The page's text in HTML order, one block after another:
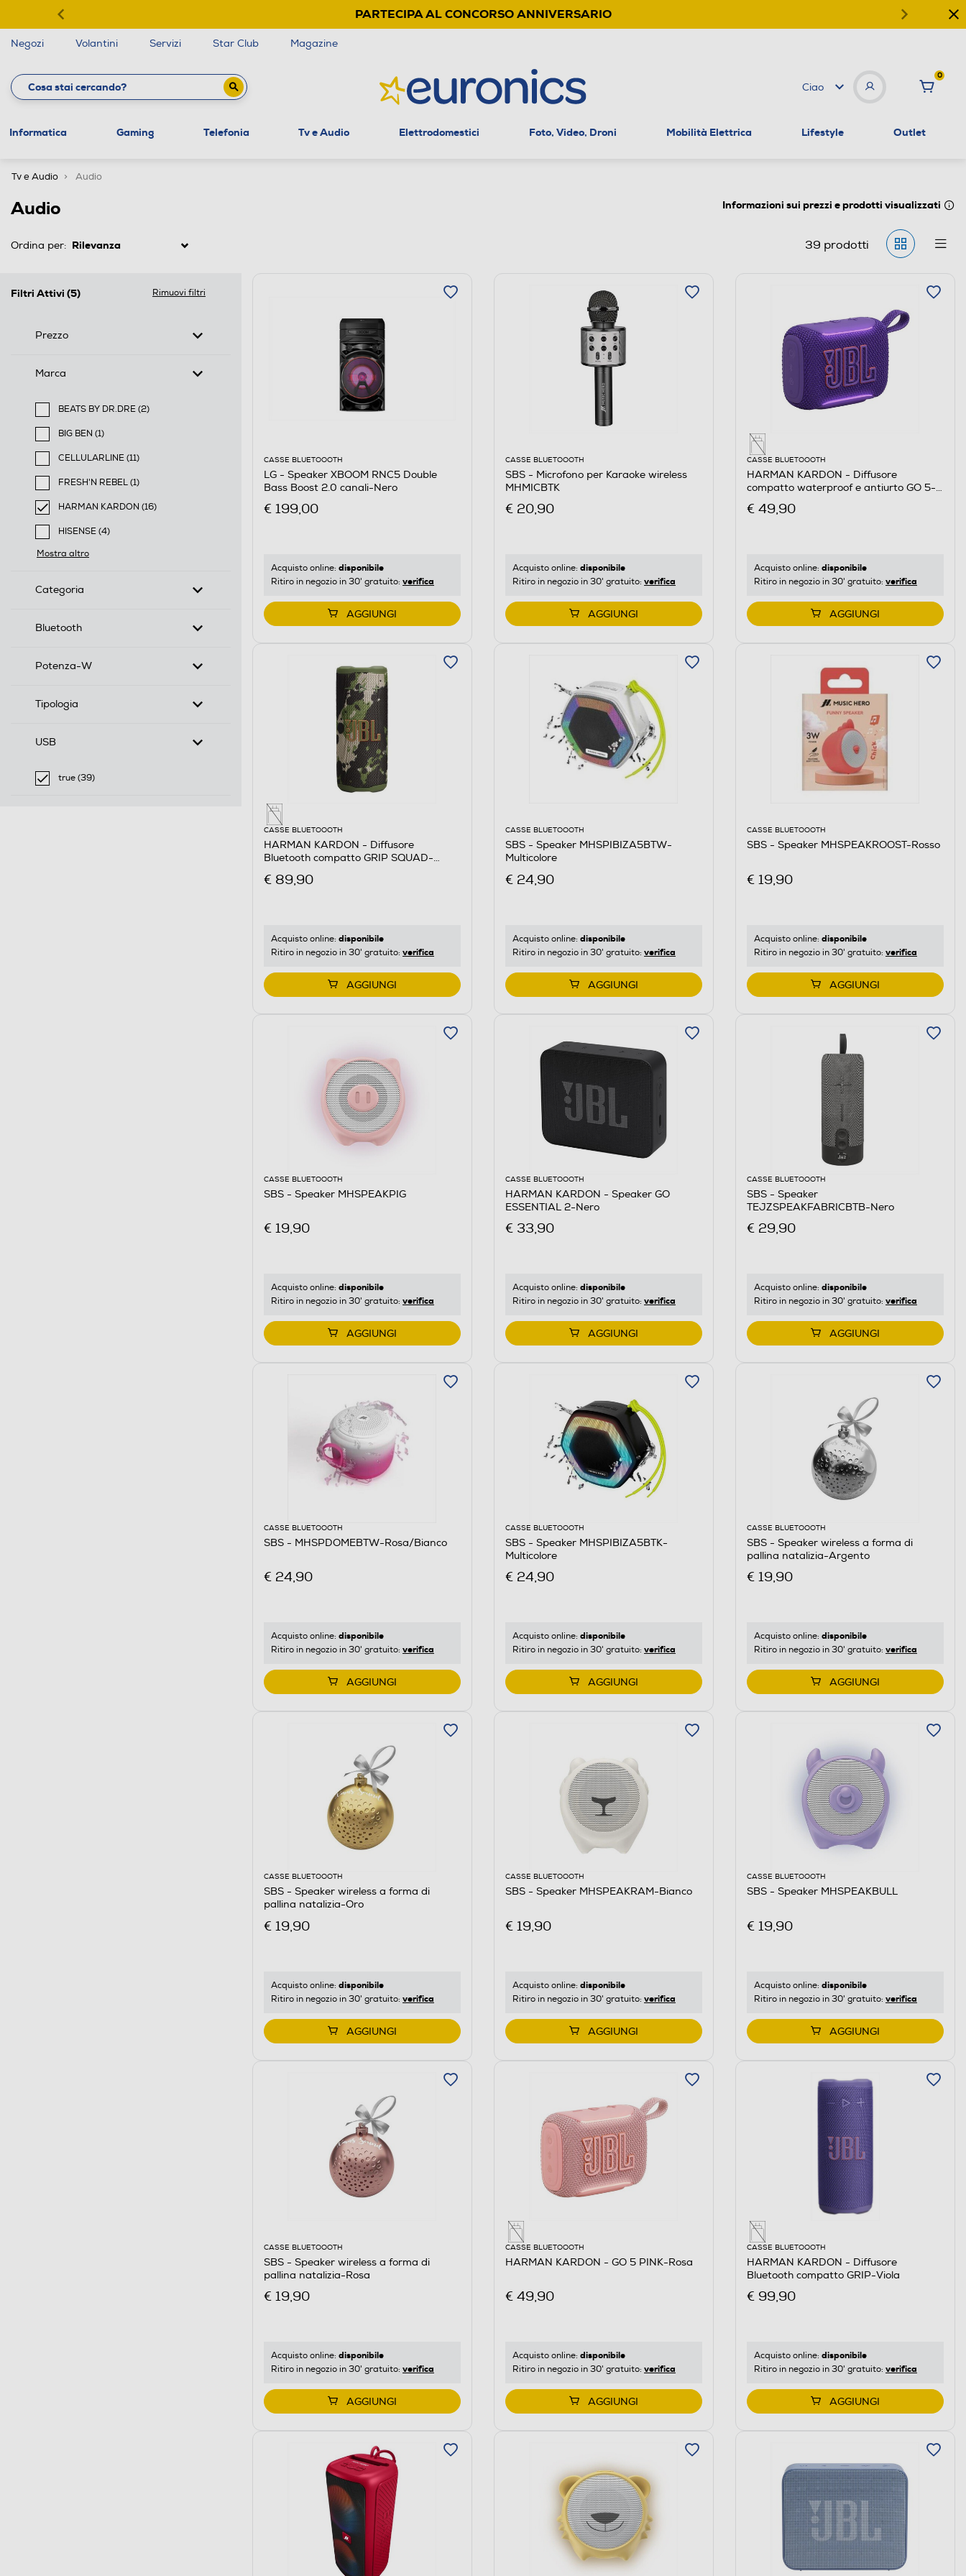
PARTECIPA AL CONCORSO ANNIVERSARIO
Negozi Volantini Servizi Star Club Magazine
Ciao
0
Informatica Gaming Telefonia Tv e Audio Elettrodomestici Foto, Video, Droni Mobilità Elettrica Lifestyle Outlet
Tv e Audio Audio
Audio Informazioni sui prezzi e prodotti visualizzati
Ordina per: 39 prodotti
Filtri Attivi (5) Rimuovi filtri
Prezzo
Marca
BEATS BY DR.DRE (2)
Filtra per Marca: BEATS BY DR.DRE
BIG BEN (1)
Filtra per Marca: BIG BEN
CELLULARLINE (11)
Filtra per Marca: CELLULARLINE
FRESH'N REBEL (1)
Filtra per Marca: FRESH'N REBEL
HARMAN KARDON (16)
selected Filtro applicato per Marca: HARMAN KARDON
HISENSE (4)
Filtra per Marca: HISENSE
Mostra altro
Categoria
Bluetooth
Potenza-W
Tipologia
USB
true (39)
CASSE BLUETOOOTH
LG - Speaker XBOOM RNC5 Double
Bass Boost 2.0 canali-Nero
€ 199,00
Acquisto online: disponibile
Ritiro in negozio in 30' gratuito: verifica
AGGIUNGI
CASSE BLUETOOOTH
SBS - Microfono per Karaoke wireless
MHMICBTK
€ 20,90
Acquisto online: disponibile
Ritiro in negozio in 30' gratuito: verifica
AGGIUNGI
CASSE BLUETOOOTH
HARMAN KARDON - Diffusore
compatto waterproof e antiurto GO 5-
€ 49,90
Acquisto online: disponibile
Ritiro in negozio in 30' gratuito: verifica
AGGIUNGI
CASSE BLUETOOOTH
HARMAN KARDON - Diffusore
Bluetooth compatto GRIP SQUAD-
€ 89,90
Acquisto online: disponibile
Ritiro in negozio in 30' gratuito: verifica
AGGIUNGI
CASSE BLUETOOOTH
SBS - Speaker MHSPIBIZA5BTW-
Multicolore
€ 24,90
Acquisto online: disponibile
Ritiro in negozio in 30' gratuito: verifica
AGGIUNGI
CASSE BLUETOOOTH
SBS - Speaker MHSPEAKROOST-Rosso
€ 19,90
Acquisto online: disponibile
Ritiro in negozio in 30' gratuito: verifica
AGGIUNGI
CASSE BLUETOOOTH
SBS - Speaker MHSPEAKPIG
€ 19,90
Acquisto online: disponibile
Ritiro in negozio in 30' gratuito: verifica
AGGIUNGI
CASSE BLUETOOOTH
HARMAN KARDON - Speaker GO
ESSENTIAL 2-Nero
€ 33,90
Acquisto online: disponibile
Ritiro in negozio in 30' gratuito: verifica
AGGIUNGI
CASSE BLUETOOOTH
SBS - Speaker
TEJZSPEAKFABRICBTB-Nero
€ 29,90
Acquisto online: disponibile
Ritiro in negozio in 30' gratuito: verifica
AGGIUNGI
CASSE BLUETOOOTH
SBS - MHSPDOMEBTW-Rosa/Bianco
€ 24,90
Acquisto online: disponibile
Ritiro in negozio in 30' gratuito: verifica
AGGIUNGI
CASSE BLUETOOOTH
SBS - Speaker MHSPIBIZA5BTK-
Multicolore
€ 24,90
Acquisto online: disponibile
Ritiro in negozio in 30' gratuito: verifica
AGGIUNGI
CASSE BLUETOOOTH
SBS - Speaker wireless a forma di
pallina natalizia-Argento
€ 19,90
Acquisto online: disponibile
Ritiro in negozio in 30' gratuito: verifica
AGGIUNGI
CASSE BLUETOOOTH
SBS - Speaker wireless a forma di
pallina natalizia-Oro
€ 19,90
Acquisto online: disponibile
Ritiro in negozio in 30' gratuito: verifica
AGGIUNGI
CASSE BLUETOOOTH
SBS - Speaker MHSPEAKRAM-Bianco
€ 19,90
Acquisto online: disponibile
Ritiro in negozio in 30' gratuito: verifica
AGGIUNGI
CASSE BLUETOOOTH
SBS - Speaker MHSPEAKBULL
€ 19,90
Acquisto online: disponibile
Ritiro in negozio in 30' gratuito: verifica
AGGIUNGI
CASSE BLUETOOOTH
SBS - Speaker wireless a forma di
pallina natalizia-Rosa
€ 19,90
Acquisto online: disponibile
Ritiro in negozio in 30' gratuito: verifica
AGGIUNGI
CASSE BLUETOOOTH
HARMAN KARDON - GO 5 PINK-Rosa
€ 49,90
Acquisto online: disponibile
Ritiro in negozio in 30' gratuito: verifica
AGGIUNGI
CASSE BLUETOOOTH
HARMAN KARDON - Diffusore
Bluetooth compatto GRIP-Viola
€ 99,90
Acquisto online: disponibile
Ritiro in negozio in 30' gratuito: verifica
AGGIUNGI